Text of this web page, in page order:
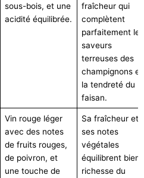
sous-bois, et une
acidité équilibrée.
fraîcheur qui
complètent
parfaitement les
saveurs
terreuses des
champignons et
la tendreté du
faisan.
Vin rouge léger
avec des notes
de fruits rouges,
de poivron, et
une touche de
Sa fraîcheur et
ses notes
végétales
équilibrent bien
richesse du